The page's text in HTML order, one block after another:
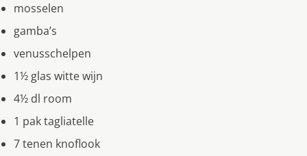
mosselen
gamba’s
venusschelpen
1½ glas witte wijn
4½ dl room
1 pak tagliatelle
7 tenen knoflook